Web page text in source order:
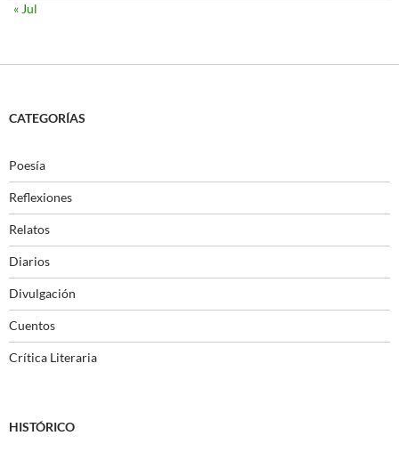
« Jul
CATEGORÍAS
Poesía
Reflexiones
Relatos
Diarios
Divulgación
Cuentos
Crítica Literaria
HISTÓRICO